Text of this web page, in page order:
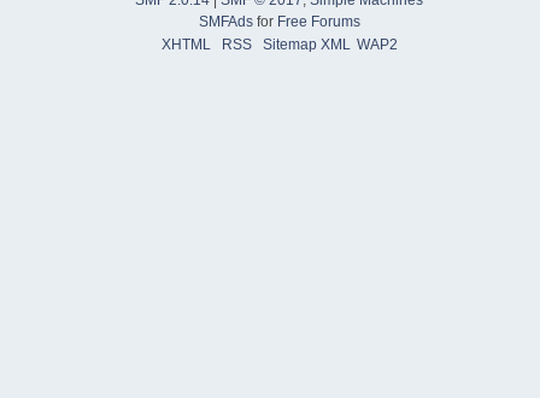
SMFAdsfor Free Forums
XHTML
RSS Sitemap XML WAP2